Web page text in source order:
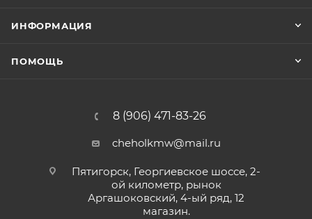
ИНФОРМАЦИЯ
ПОМОЩЬ
8 (906) 471-83-26
cheholkmw@mail.ru
Пятигорск, Георгиевское шоссе, 2-
ой километр, рынок
Аргашоковский, 4-ый ряд, 12
магазин.